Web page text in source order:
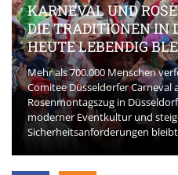
KARNEVAL UND
DIE TRADITIONEN IN
HEUTE LEBENDIG
Mehr als 700.000 Menschen
Comitee Düsseldorfer Carneval
Rosenmontagszug in
moderner Eventkultur und
Sicherheitsanforderungen